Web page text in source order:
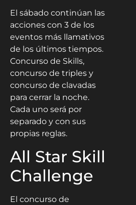
El sábado continúan las
acciones con 3 de los
eventos más llamativos
de los últimos tiempos.
Concurso de Skills,
concurso de triples y
concurso de clavadas
para cerrar la noche.
Cada uno será por
separado y con sus
propias reglas.
All Star Skill
Challenge
El concurso de